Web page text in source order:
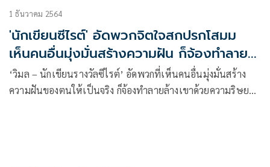
1 ธันวาคม 2564
'นักเขียนซีไรต์' อัดพวกจิตใจสกปรกโสมม
เห็นคนอื่นมุ่งมั่นสร้างความฝัน ก็จ้องทำลาย
ล้าง​
‘วิมล – นักเขียนรางวัลซีไรต์’ อัดพวกที่เห็นคนอื่นมุ่งมั่นสร้าง
ความฝันของตนให้เป็นจริง​ ก็จ้องทำลายล้างเขา​ด้วยความริษยา